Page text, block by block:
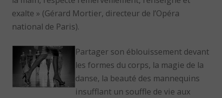
exalte » (Gérard Mortier, directeur de l’Opéra
national de Paris).
Partager son éblouissement devant
les formes du corps, la magie de la
danse, la beauté des mannequins
insufflant un souffle de vie aux